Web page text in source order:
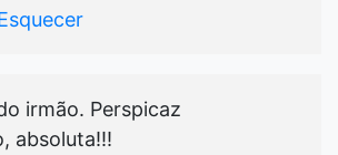
irmão. Perspicaz
absoluta!!!